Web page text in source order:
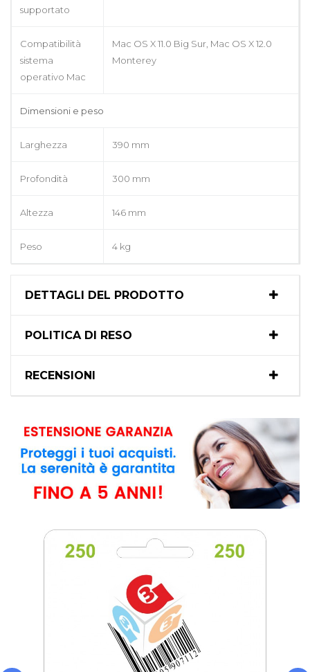
supportato
Compatibilità
sistema
operativo Mac
Mac OS X 11.0 Big Sur, Mac OS X 12.0
Monterey
Dimensioni e peso
Larghezza 390 mm
Profondità 300 mm
Altezza 146 mm
Peso 4 kg
DETTAGLI DEL PRODOTTO
POLITICA DI RESO
RECENSIONI